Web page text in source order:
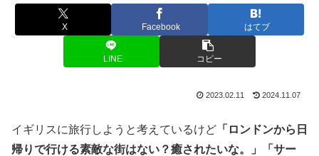
X Facebook はてブ
LINE コピー
2023.02.11 2024.11.07
イギリスに旅行しようと考えているけど 「ロンドンから日
帰りで行ける素敵な街はない？癒されたいな。」「サー